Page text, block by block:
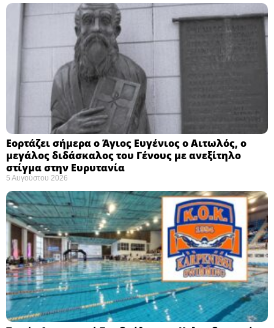
Εορτάζει σήμερα ο Άγιος Ευγένιος ο Αιτωλός, ο
μεγάλος διδάσκαλος του Γένους με ανεξίτηλο
στίγμα στην Ευρυτανία
5 Αυγούστου 2026